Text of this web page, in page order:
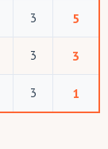
3 5
3 3
3 1